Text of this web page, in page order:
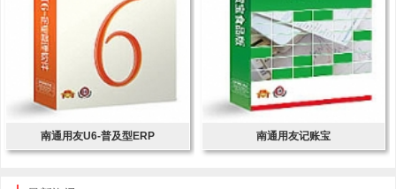
南通用友U6-普及型ERP 南通用友记账宝